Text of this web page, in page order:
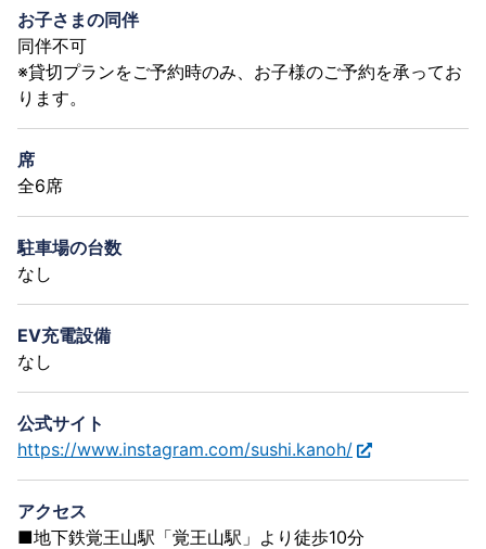
お子さまの同伴
同伴不可
※貸切プランをご予約時のみ、お子様のご予約を承ってお
ります。
席
全6席
駐車場の台数
なし
EV充電設備
なし
公式サイト
https://www.instagram.com/sushi.kanoh/
アクセス
■地下鉄覚王山駅「覚王山駅」より徒歩10分